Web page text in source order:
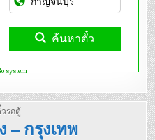
ค้นหาตั๋ว
system
รถตู้
– กรุงเทพ